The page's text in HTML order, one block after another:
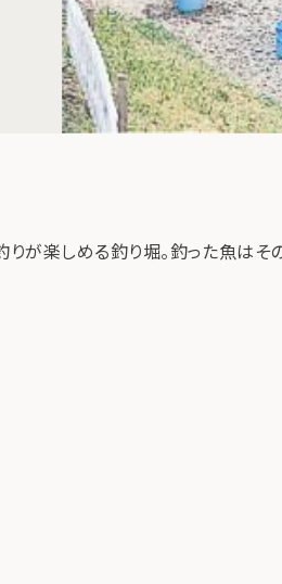
が楽しめる釣り堀。釣った魚は